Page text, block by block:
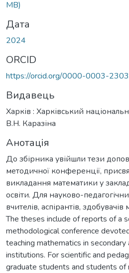
MB)
Дата
2024
ORCID
https://orcid.org/0000-0003-
Видавець
Харків : Харківський
В.Н. Каразіна
Анотація
До збірника увійшли тези
методичної конференції,
викладання математики у
освіти. Для науково-
вчителів, аспірантів, здобувачів
The theses include of reports of a
methodological conference
teaching mathematics in
institutions. For scientific and
graduate students and students of